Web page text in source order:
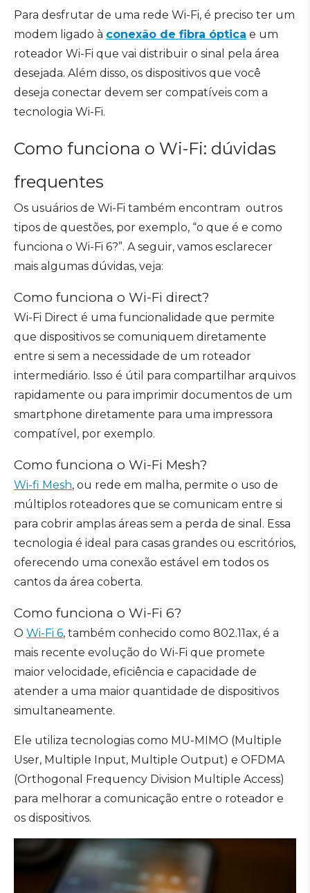
Para desfrutar de uma rede Wi-Fi, é preciso ter um
modem ligado à conexão de fibra óptica e um
roteador Wi-Fi que vai distribuir o sinal pela área
desejada. Além disso, os dispositivos que você
deseja conectar devem ser compatíveis com a
tecnologia Wi-Fi.
Como funciona o Wi-Fi: dúvidas
frequentes
Os usuários de Wi-Fi também encontram outros
tipos de questões, por exemplo, “o que é e como
funciona o Wi-Fi 6?”. A seguir, vamos esclarecer
mais algumas dúvidas, veja:
Como funciona o Wi-Fi direct?
Wi-Fi Direct é uma funcionalidade que permite
que dispositivos se comuniquem diretamente
entre si sem a necessidade de um roteador
intermediário. Isso é útil para compartilhar arquivos
rapidamente ou para imprimir documentos de um
smartphone diretamente para uma impressora
compatível, por exemplo.
Como funciona o Wi-Fi Mesh?
Wi-fi Mesh, ou rede em malha, permite o uso de
múltiplos roteadores que se comunicam entre si
para cobrir amplas áreas sem a perda de sinal. Essa
tecnologia é ideal para casas grandes ou escritórios,
oferecendo uma conexão estável em todos os
cantos da área coberta.
Como funciona o Wi-Fi 6?
O Wi-Fi 6, também conhecido como 802.11ax, é a
mais recente evolução do Wi-Fi que promete
maior velocidade, eficiência e capacidade de
atender a uma maior quantidade de dispositivos
simultaneamente.
Ele utiliza tecnologias como MU-MIMO (Multiple
User, Multiple Input, Multiple Output) e OFDMA
(Orthogonal Frequency Division Multiple Access)
para melhorar a comunicação entre o roteador e
os dispositivos.